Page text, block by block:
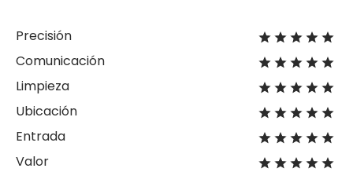
Precisión
Comunicación
Limpieza
Ubicación
Entrada
Valor